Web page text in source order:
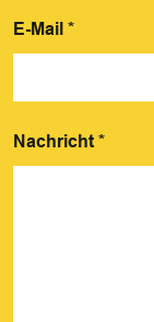
E-Mail *
Nachricht *